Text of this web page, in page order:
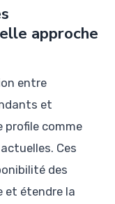
approche
entre
et
profile comme
Ces
des
et étendre la